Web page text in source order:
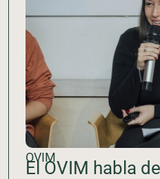
OVIM
El OVIM habla